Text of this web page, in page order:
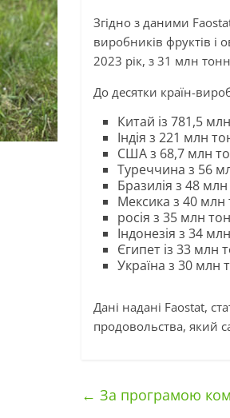
Згідно з даними
виробників фруктів і
2023 рік, з 31 млн
До десятки країн-
Китай із 781,5
Індія з 221 млн
США з 68,7 млн
Туреччина з 56
Бразилія з 48
Мексика з 40 млн
росія з 35 млн
Індонезія з 34
Єгипет із 33 млн
Україна з 30 млн
Дані надані Faostat,
продовольства, який
← За програмою